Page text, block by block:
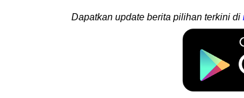
Dapatkan update berita pilihan terkini di